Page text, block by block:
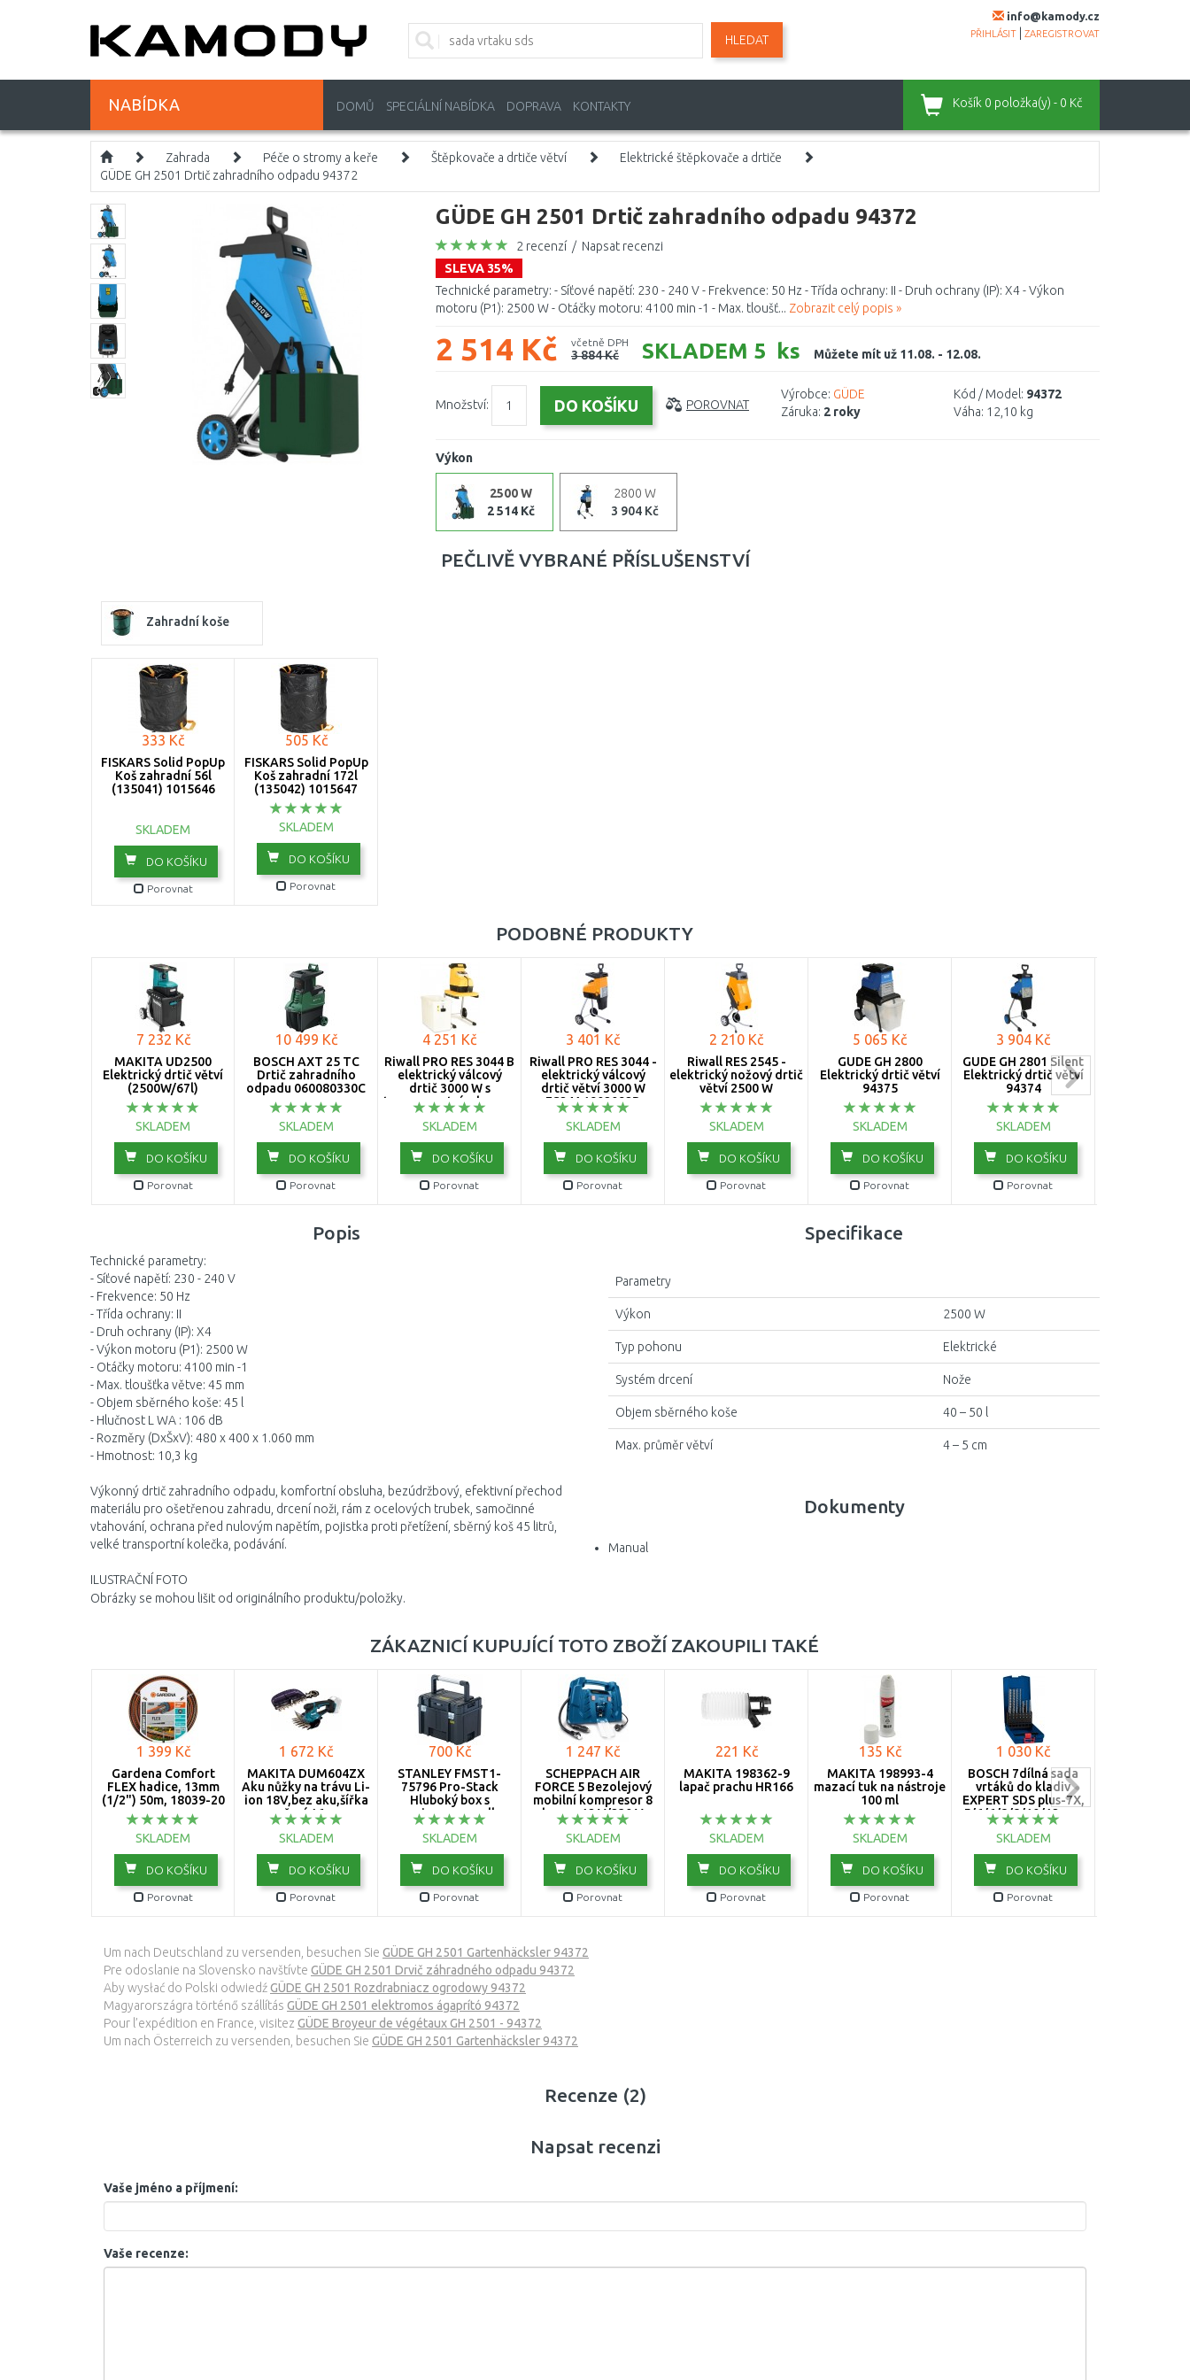
info@kamody.cz
PŘIHLÁSIT ZAREGISTROVAT
HLEDAT
NABÍDKA DOMŮ SPECIÁLNÍ NABÍDKA DOPRAVA KONTAKTY Košík 0 položka(y) - 0 Kč
Zahrada Péče o stromy a keře Štěpkovače a drtiče větví
Elektrické štěpkovače a drtiče
GÜDE GH 2501 Drtič zahradního odpadu 94372
GÜDE GH 2501 Drtič zahradního odpadu 94372
2 recenzí / Napsat recenzi
SLEVA 35%
Technické parametry: - Síťové napětí: 230 - 240 V - Frekvence: 50 Hz - Třída ochrany: II - Druh ochrany (IP): X4 - Výkon
motoru (P1): 2500 W - Otáčky motoru: 4100 min -1 - Max. tloušť... Zobrazit celý popis »
2 514 Kč včetně DPH
3 884 Kč SKLADEM 5 ks Můžete mít už 11.08. - 12.08.
Množství: POROVNAT
Výrobce: GÜDE
Záruka: 2 roky
Kód / Model: 94372
Váha: 12,10 kg
Výkon
2500 W
2 514 Kč
2800 W
3 904 Kč
PEČLIVĚ VYBRANÉ PŘÍSLUŠENSTVÍ
Zahradní koše
333 Kč
FISKARS Solid PopUp
Koš zahradní 56l
(135041) 1015646
SKLADEM
DO KOŠÍKU
Porovnat
505 Kč
FISKARS Solid PopUp
Koš zahradní 172l
(135042) 1015647
SKLADEM
DO KOŠÍKU
Porovnat
PODOBNÉ PRODUKTY
7 232 Kč
MAKITA UD2500
Elektrický drtič větví
(2500W/67l)
SKLADEM
DO KOŠÍKU
Porovnat
10 499 Kč
BOSCH AXT 25 TC
Drtič zahradního
odpadu 060080330C
SKLADEM
DO KOŠÍKU
Porovnat
4 251 Kč
Riwall PRO RES 3044 B
elektrický válcový
drtič 3000 W s
transparentním boxem
ES24A1901064B
SKLADEM
DO KOŠÍKU
Porovnat
3 401 Kč
Riwall PRO RES 3044 -
elektrický válcový
drtič větví 3000 W
ES24A1902092B
SKLADEM
DO KOŠÍKU
Porovnat
2 210 Kč
Riwall RES 2545 -
elektrický nožový drtič
větví 2500 W
SKLADEM
DO KOŠÍKU
Porovnat
5 065 Kč
GÜDE GH 2800
Elektrický drtič větví
94375
SKLADEM
DO KOŠÍKU
Porovnat
3 904 Kč
GÜDE GH 2801 Silent
Elektrický drtič větví
94374
SKLADEM
DO KOŠÍKU
Porovnat
Popis
Technické parametry:
- Síťové napětí: 230 - 240 V
- Frekvence: 50 Hz
- Třída ochrany: II
- Druh ochrany (IP): X4
- Výkon motoru (P1): 2500 W
- Otáčky motoru: 4100 min -1
- Max. tloušťka větve: 45 mm
- Objem sběrného koše: 45 l
- Hlučnost L WA : 106 dB
- Rozměry (DxŠxV): 480 x 400 x 1.060 mm
- Hmotnost: 10,3 kg
Výkonný drtič zahradního odpadu, komfortní obsluha, bezúdržbový, efektivní přechod
materiálu pro ošetřenou zahradu, drcení noži, rám z ocelových trubek, samočinné
vtahování, ochrana před nulovým napětím, pojistka proti přetížení, sběrný koš 45 litrů,
velké transportní kolečka, podávání.
ILUSTRAČNÍ FOTO
Obrázky se mohou lišit od originálního produktu/položky.
Specifikace
Parametry
Výkon 2500 W
Typ pohonu Elektrické
Systém drcení Nože
Objem sběrného koše 40 – 50 l
Max. průměr větví 4 – 5 cm
Dokumenty
Manual
ZÁKAZNICÍ KUPUJÍCÍ TOTO ZBOŽÍ ZAKOUPILI TAKÉ
1 399 Kč
Gardena Comfort
FLEX hadice, 13mm
(1/2") 50m, 18039-20
SKLADEM
DO KOŠÍKU
Porovnat
1 672 Kč
MAKITA DUM604ZX
Aku nůžky na trávu Li-
ion 18V,bez aku,šířka
sečení 16cm
SKLADEM
DO KOŠÍKU
Porovnat
700 Kč
STANLEY FMST1-
75796 Pro-Stack
Hluboký box s
organizerem a velkou
rukojetí
SKLADEM
DO KOŠÍKU
Porovnat
1 247 Kč
SCHEPPACH AIR
FORCE 5 Bezolejový
mobilní kompresor 8
bar na 12 V/230 V
5906142901
SKLADEM
DO KOŠÍKU
Porovnat
221 Kč
MAKITA 198362-9
lapač prachu HR166
SKLADEM
DO KOŠÍKU
Porovnat
135 Kč
MAKITA 198993-4
mazací tuk na nástroje
100 ml
SKLADEM
DO KOŠÍKU
Porovnat
1 030 Kč
BOSCH 7dílná sada
vrtáků do kladiv
EXPERT SDS plus-7X,
5/6/6/8/8/10/12 mm
2608900195
SKLADEM
DO KOŠÍKU
Porovnat
Um nach Deutschland zu versenden, besuchen Sie GÜDE GH 2501 Gartenhäcksler 94372
Pre odoslanie na Slovensko navštívte GÜDE GH 2501 Drvič záhradného odpadu 94372
Aby wysłać do Polski odwiedźGÜDE GH 2501 Rozdrabniacz ogrodowy 94372
Magyarországra történő szállítás GÜDE GH 2501 elektromos ágaprító 94372
Pour l’expédition en France, visitez GÜDE Broyeur de végétaux GH 2501 - 94372
Um nach Österreich zu versenden, besuchen Sie GÜDE GH 2501 Gartenhäcksler 94372
Recenze (2)
Napsat recenzi
Vaše jméno a příjmení:
Vaše recenze: